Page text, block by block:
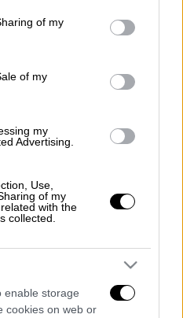
behaviour. You may click to
and its third-party tags to
purposes in below Google
of my
of my
my
Advertising.
Use,
of my
with the
collected.
enable storage
cookies on web or
στηνimerisia.gr
Στο «σφυρί»
στη διετία - Το
είναι πρώτες
ΗΣΑΠ και Τραμ
και ποια τα
για τον
Γιατί ήχησε
Τρικούπη
Ξεκινούν νέα
συμφέροντα